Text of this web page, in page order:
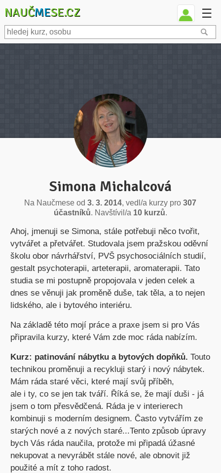
NAUČMESE.CZ ☰
Simona Michalcová
Na Naučmese od3. 3. 2014, vedl/a kurzy pro307
účastníků. Navštívil/a 10 kurzů.
Ahoj, jmenuji se Simona, stále potřebuji něco tvořit,
vytvářet a přetvářet. Studovala jsem pražskou oděvní
školu obor návrhářství, PVŠ psychosociálních studií,
gestalt psychoterapii, arteterapii, aromaterapii. Tato
studia se mi postupně propojovala v jeden celek a
dnes se věnuji jak proměně duše, tak těla, a to nejen
lidského, ale i bytového interiéru.
Na základě této mojí práce a praxe jsem si pro Vás
připravila kurzy, které Vám zde moc ráda nabízím.
Kurz: patinování nábytku a bytových dopňků. Touto
technikou proměnuji a recykluji starý i nový nábytek.
Mám ráda staré věci, které mají svůj příběh,
ale i ty, co se jen tak tváří. Říká se, že mají duši - já
jsem o tom přesvědčená. Ráda je v interierech
kombinuji s moderním designem. Často vytvářím ze
starých nové a z nových staré...Tento způsob úpravy
bych Vás ráda naučila, protože mi připadá úžasné
nekupovat a nevyrábět stále nové, ale obnovit již
použité a mít z toho radost.